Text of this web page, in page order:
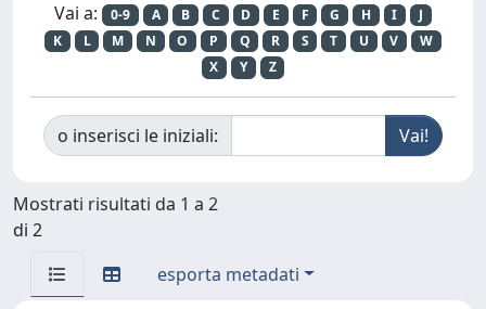
Vai a: 0-9 A B C D E F G H I
J
K
L M N O P Q R S T U V
W
X
Y Z
o inserisci le iniziali:
Mostrati risultati da 1 a 2
di 2
esporta metadati